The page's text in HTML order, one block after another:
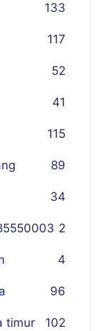
133
117
52
41
115
89
34
2
4
96
timur 102